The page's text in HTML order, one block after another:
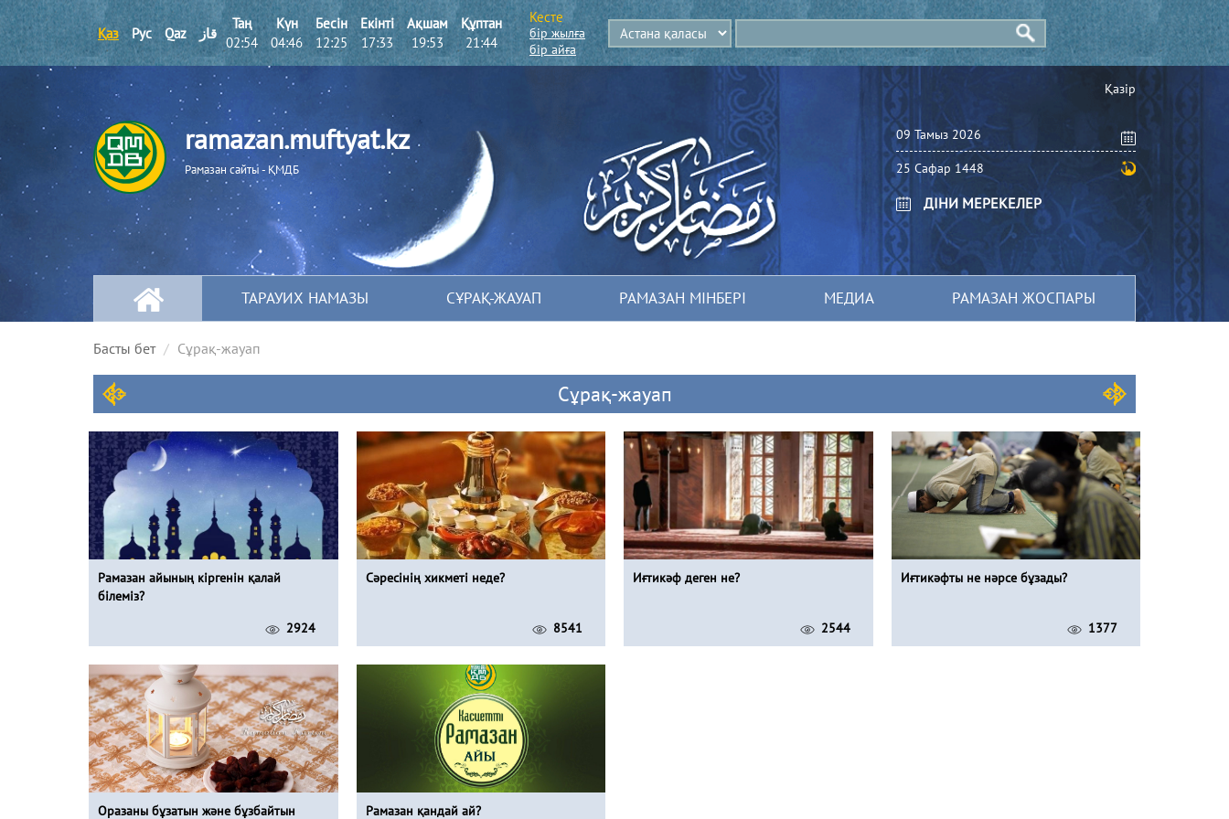
Қаз Рус Qaz قاز
Таң
02:54
Күн
04:46
Бесін
12:25
Екінті
17:33
Ақшам
19:53
Құптан
21:44
Кесте
бір жылға
бір айға
ramazan.muftyat.kz
Рамазан сайты - ҚМДБ
Қазір
09 Тамыз 2026
25 Сафар 1448
ДІНИ МЕРЕКЕЛЕР
ТАРАУИХ НАМАЗЫ СҰРАҚ-ЖАУАП РАМАЗАН МІНБЕРІ МЕДИА РАМАЗАН ЖОСПАРЫ
Басты бет Сұрақ-жауап
Сұрақ-жауап
Рамазан айының кіргенін қалай
білеміз?
2924
Сәресінің хикметі неде?
8541
Иғтикәф деген не?
2544
Иғтикәфты не нәрсе бұзады?
1377
Оразаны бұзатын және бұзбайтын Рамазан қандай ай?